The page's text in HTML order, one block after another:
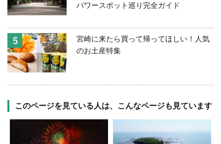
パワースポット巡り完全ガイド
宮崎に来たら買って帰ってほしい！人気
のお土産特集
このページを見ている人は、こんなページも見ています